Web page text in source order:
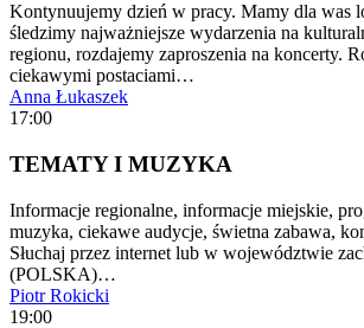
Kontynuujemy dzień w pracy. Mamy dla was
śledzimy najważniejsze wydarzenia na
regionu, rozdajemy zaproszenia na koncerty.
ciekawymi postaciami…
Anna Łukaszek
17:00
TEMATY I MUZYKA
Informacje regionalne, informacje miejskie,
muzyka, ciekawe audycje, świetna zabawa,
Słuchaj przez internet lub w województwie
(POLSKA)…
Piotr Rokicki
19:00